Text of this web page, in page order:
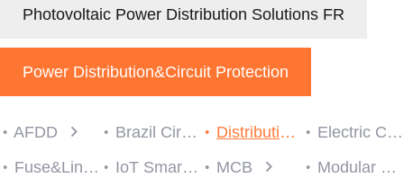
Photovoltaic Power Distribution Solutions FR
Power Distribution&Circuit Protection
AFDD Brazil Circuit protection Distribution Box
Electric Consumer Units
Fuse&Link
IoT Smart Breaker MCB
Modular Contactor